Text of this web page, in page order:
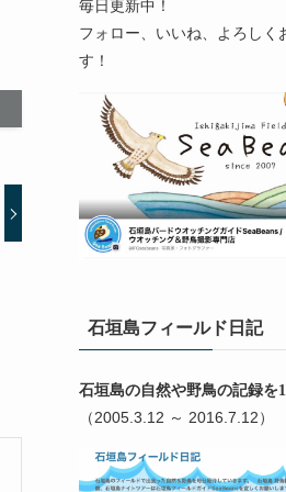
毎日更新中！
フォロー、いいね、よろしく
す！
石垣島フィールド日記
石垣島の自然や野鳥の記録を
（2005.3.12 ～ 2016.7.12）